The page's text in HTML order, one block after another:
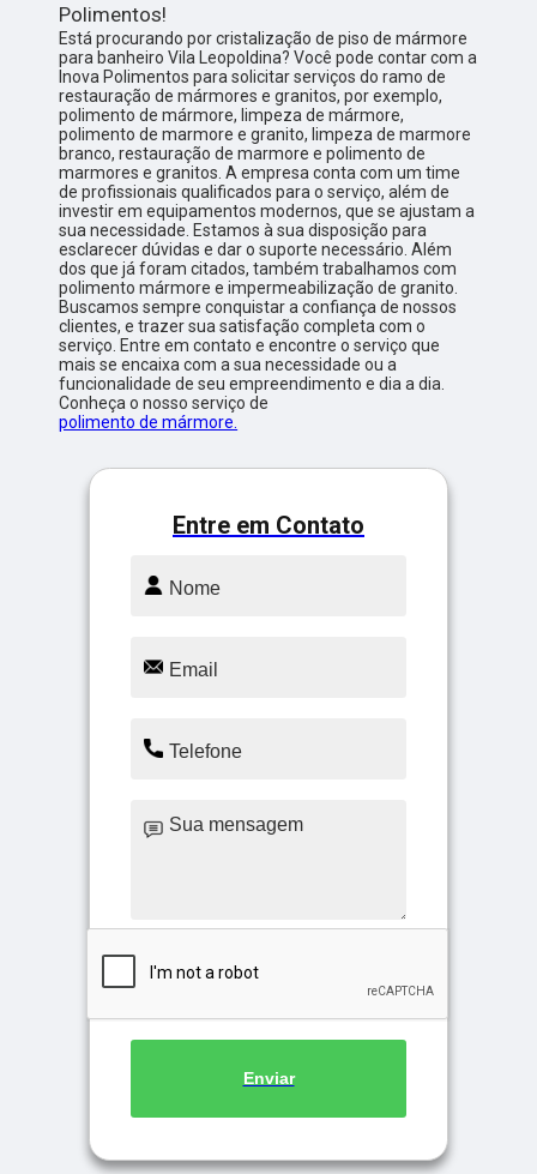
Polimentos!
Está procurando por cristalização de piso de mármore
para banheiro Vila Leopoldina? Você pode contar com a
Inova Polimentos para solicitar serviços do ramo de
restauração de mármores e granitos, por exemplo,
polimento de mármore, limpeza de mármore,
polimento de marmore e granito, limpeza de marmore
branco, restauração de marmore e polimento de
marmores e granitos. A empresa conta com um time
de profissionais qualificados para o serviço, além de
investir em equipamentos modernos, que se ajustam a
sua necessidade. Estamos à sua disposição para
esclarecer dúvidas e dar o suporte necessário. Além
dos que já foram citados, também trabalhamos com
polimento mármore e impermeabilização de granito.
Buscamos sempre conquistar a confiança de nossos
clientes, e trazer sua satisfação completa com o
serviço. Entre em contato e encontre o serviço que
mais se encaixa com a sua necessidade ou a
funcionalidade de seu empreendimento e dia a dia.
Conheça o nosso serviço de
polimento de mármore.
Entre em Contato
Enviar